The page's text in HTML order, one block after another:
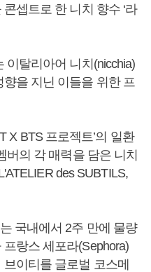
셉트로 한 니치 향수 ‘라
이탈리아어 니치(nicchia)
을 지닌 이들을 위한 프
X BTS 프로젝트’의 일환
버의 각 매력을 담은 니치
des SUBTILS,
국내에서 2주 만에 물량
랑스 세포라(Sephora)
이티를 글로벌 코스메